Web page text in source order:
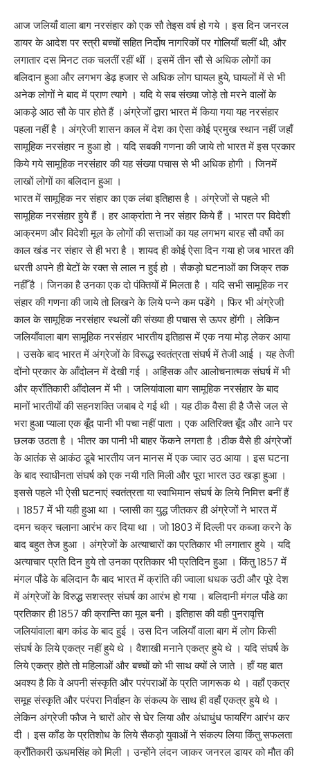
आज जलियाँ वाला बाग नरसंहार को एक सौ तेइस वर्ष हो गये । इस दिन जनरल
डायर के आदेश पर स्त्री बच्चों सहित निर्दोष नागरिकों पर गोलियाँ चलीं थी, और
लगातार दस मिनट तक चलतीं रहीं थीं । इसमें तीन सौ से अधिक लोगों का
बलिदान हुआ और लगभग डेढ़ हजार से अधिक लोग घायल हुये, घायलों में से भी
अनेक लोगों ने बाद में प्राण त्यागे । यदि ये सब संख्या जोड़े तो मरने वालों के
आकड़े आठ सौ के पार होते हैं ।अंग्रेजों द्वारा भारत में किया गया यह नरसंहार
पहला नहीं है । अंग्रेजी शासन काल में देश का ऐसा कोई प्रमुख स्थान नहीं जहाँ
सामूहिक नरसंहार न हुआ हो । यदि सबकी गणना की जाये तो भारत में इस प्रकार
किये गये सामूहिक नरसंहार की यह संख्या पचास से भी अधिक होगी । जिनमें
लाखों लोगों का बलिदान हुआ ।
भारत में सामूहिक नर संहार का एक लंबा इतिहास है । अंग्रेजों से पहले भी
सामूहिक नरसंहार हुये हैं । हर आक्रांता ने नर संहार किये हैं । भारत पर विदेशी
आक्रमण और विदेशी मूल के लोगों की सत्ताओं का यह लगभग बारह सौ वर्षो का
काल खंड नर संहार से ही भरा है । शायद ही कोई ऐसा दिन गया हो जब भारत की
धरती अपने ही बेटों के रक्त से लाल न हुई हो । सैकड़ो घटनाओं का जिक्र तक
नहीँ है । जिनका है उनका एक दो पंक्तियों में मिलता है । यदि सभी सामूहिक नर
संहार की गणना की जाये तो लिखने के लिये पन्ने कम पडेंगे । फिर भी अंग्रेजी
काल के सामूहिक नरसंहार स्थलों की संख्या ही पचास से ऊपर होंगी । लेकिन
जलियाँवाला बाग सामूहिक नरसंहार भारतीय इतिहास में एक नया मोड़ लेकर आया
। उसके बाद भारत में अंग्रेजों के विरूद्ध स्वतंत्रता संघर्ष में तेजी आई । यह तेजी
दोंनो प्रकार के आँदोलन में देखी गई । अहिंसक और आलोचनात्मक संघर्ष में भी
और क्राँतिकारी आँदोलन में भी । जलियांवाला बाग सामूहिक नरसंहार के बाद
मानों भारतीयों की सहनशक्ति जबाब दे गई थी । यह ठीक वैसा ही है जैसे जल से
भरा हुआ प्याला एक बूँद पानी भी पचा नहीं पाता । एक अतिरिक्त बूँद और आने पर
छलक उठता है । भीतर का पानी भी बाहर फेंकने लगता है ।ठीक वैसे ही अंग्रेजों
के आतंक से आकंठ डूबे भारतीय जन मानस में एक ज्वार उठ आया । इस घटना
के बाद स्वाधीनता संघर्ष को एक नयी गति मिली और पूरा भारत उठ खड़ा हुआ ।
इससे पहले भी ऐसी घटनाएं स्वतंत्रता या स्वाभिमान संघर्ष के लिये निमित्त बनीं हैं
। 1857 में भी यही हुआ था । प्लासी का युद्ध जीतकर ही अंग्रेजों ने भारत में
दमन चक्र चलाना आरंभ कर दिया था । जो 1803 में दिल्ली पर कब्जा करने के
बाद बहुत तेज हुआ । अंग्रेजों के अत्याचारों का प्रतिकार भी लगातार हुये । यदि
अत्याचार प्रति दिन हुये तो उनका प्रतिकार भी प्रतिदिन हुआ । किंतु 1857 में
मंगल पाँडे के बलिदान कै बाद भारत में क्रांति की ज्वाला धधक उठी और पूरे देश
में अंग्रेजों के विरुद्ध सशस्त्र संघर्ष का आरंभ हो गया । बलिदानी मंगल पाँडे का
प्रतिकार ही 1857 की क्रान्ति का मूल बनी । इतिहास की वही पुनरावृत्ति
जलियांवाला बाग कांड के बाद हुई । उस दिन जलियाँ वाला बाग में लोग किसी
संघर्ष के लिये एकत्र नहीं हुये थे । वैशाखी मनाने एकत्र हुये थे । यदि संघर्ष के
लिये एकत्र होते तो महिलाओं और बच्चों को भी साथ क्यों ले जाते । हाँ यह बात
अवश्य है कि वे अपनी संस्कृति और परंपराओं के प्रति जागरूक थे । वहाँ एकत्र
समूह संस्कृति और परंपरा निर्वाहन के संकल्प के साथ ही वहाँ एकत्र हुये थे ।
लेकिन अंग्रेजी फौज ने चारों ओर से घेर लिया और अंधाधुंध फायरिंग आरंभ कर
दी । इस काँड के प्रतिशोध के लिये सैकड़ो युवाओं ने संकल्प लिया किंतु सफलता
क्राँतिकारी ऊधमसिंह को मिली । उन्होंने लंदन जाकर जनरल डायर को मौत की